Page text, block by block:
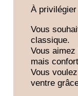
À
Vous
classique.
Vous
mais
Vous voulez
ventre